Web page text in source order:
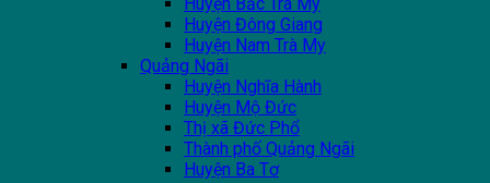
Huyện Đông Giang
Huyện Nam Trà My
Quảng Ngãi
Huyện Nghĩa Hành
Huyện Mộ Đức
Thị xã Đức Phổ
Thành phố Quảng Ngãi
Huyện Ba Tơ